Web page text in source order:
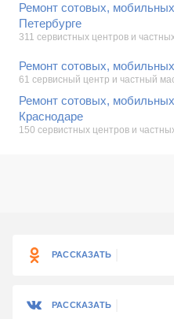
Ремонт сотовых,
Петербурге
311 сервистных центров и
Ремонт сотовых,
61 сервисный центр и частный
Ремонт сотовых,
Краснодаре
150 сервистных центров и
РАССКАЗАТЬ
РАССКАЗАТЬ